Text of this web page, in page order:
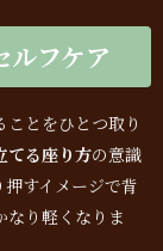
ルフケア
とをひとつ取り
てる座り方の意識
すイメージで背
なり軽くなりま